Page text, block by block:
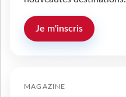
Je m'inscris
MAGAZINE